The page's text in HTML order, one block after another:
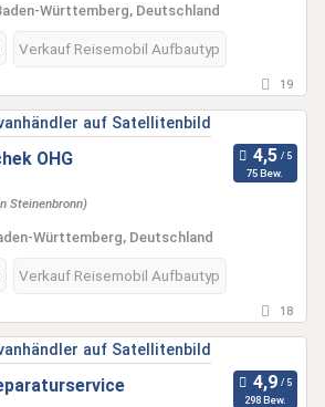
Württemberg, Deutschland
Verkauf Reisemobil Aufbautyp
19
OHG
75 Bew.
Steinenbronn)
Württemberg, Deutschland
Verkauf Reisemobil Aufbautyp
18
298 Bew.